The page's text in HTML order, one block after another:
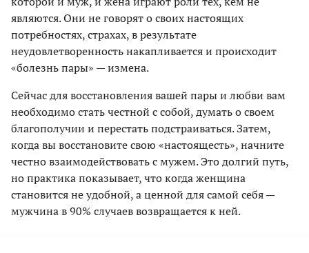
являются. Они не говорят о своих настоящих
потребностях, страхах, в результате
неудовлетворенность накапливается и происходит
«болезнь пары» — измена.
Сейчас для восстановления вашей пары и любви вам
необходимо стать честной с собой, думать о своем
благополучии и перестать подстраиваться. Затем,
когда вы восстановите свою «настоящесть», начните
честно взаимодействовать с мужем. Это долгий путь,
но практика показывает, что когда женщина
становится не удобной, а ценной для самой себя —
мужчина в 90% случаев возвращается к ней.